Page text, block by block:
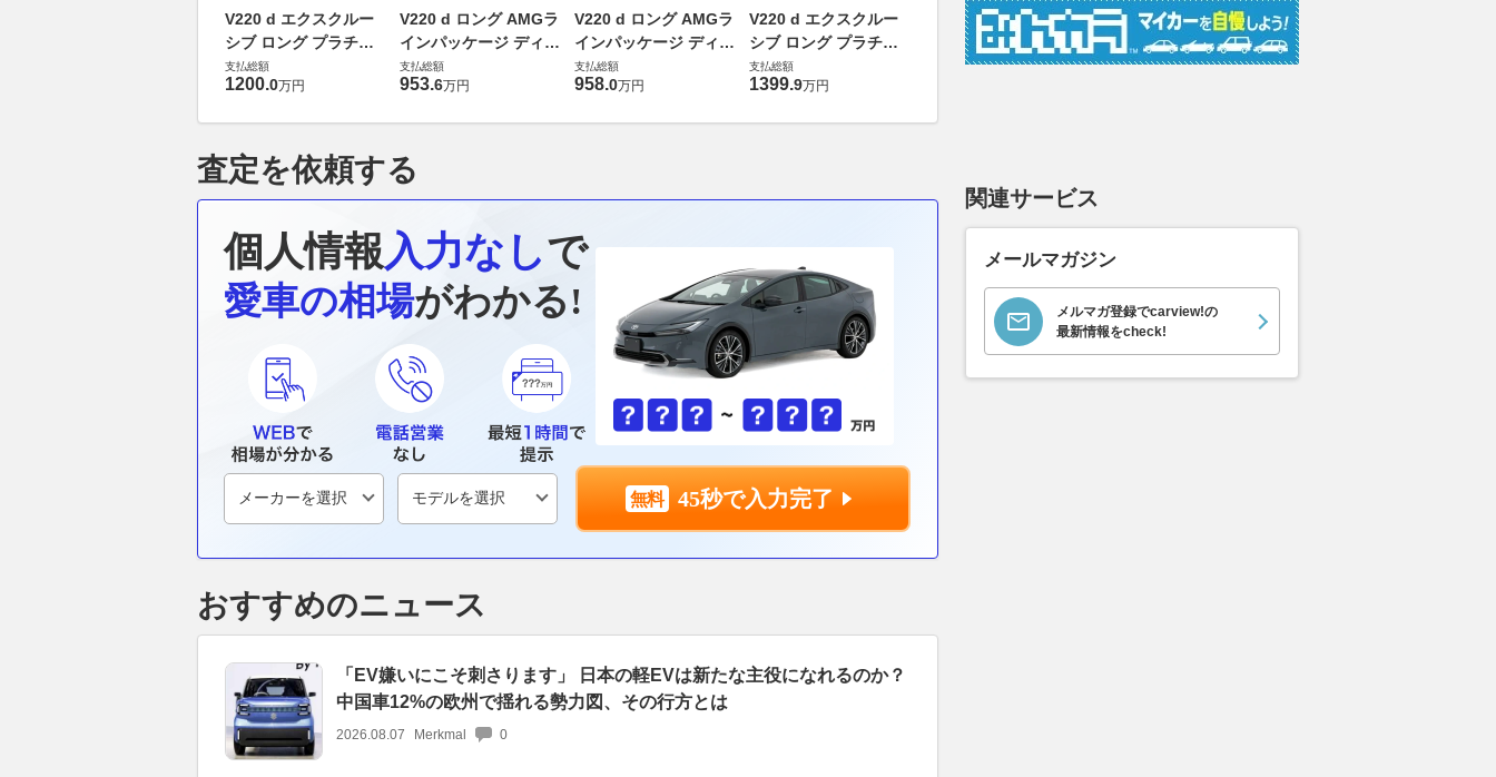
V220 d エクスクルー
シブ ロング プラチナ
スイート ディーゼルタ
ーボ MP202601
支払総額
1200.0万円
V220 d ロング AMGラ
インパッケージ ディー
ゼルターボ MP202601
支払総額
953.6万円
V220 d ロング AMGラ
インパッケージ ディー
ゼルターボ MP202602
支払総額
958.0万円
V220 d エクスクルー
シブ ロング プラチナ
スイート ディーゼルタ
ーボ MP202601
支払総額
1399.9万円
V220 d ロング AMGラ
インパッケージ ディー
ゼルターボ MP202601
支払総額
V220 d ロング ディー
ゼルターボ MP202601
支払総額
V220 d ロング AMGラ
インパッケージ ディー
ゼルターボ MP202601
支払総額
査定を依頼する
個人情報入力なしで
愛車の相場がわかる!
45秒で入力完了
おすすめのニュース
「EV嫌いにこそ刺さります」 日本の軽EVは新たな主役になれるのか？
中国車12%の欧州で揺れる勢力図、その行方とは
2026.08.07 Merkmal 0
関連サービス
メールマガジン
メルマガ登録でcarview!の
最新情報をcheck!